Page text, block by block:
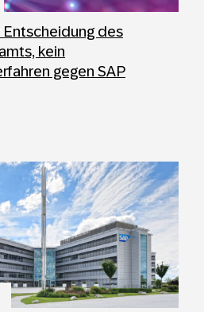
des
kein
gegen SAP